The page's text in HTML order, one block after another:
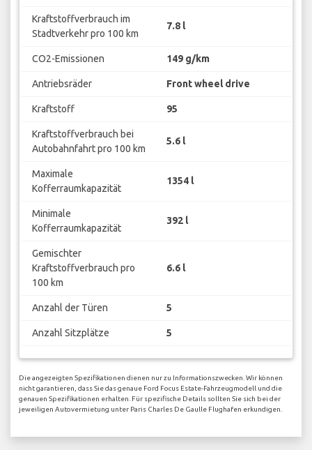
Kraftstoffverbrauch im
Stadtverkehr pro 100 km
7.8 l
CO2-Emissionen 149 g/km
Antriebsräder Front wheel drive
Kraftstoff 95
Kraftstoffverbrauch bei
Autobahnfahrt pro 100 km
5.6 l
Maximale
Kofferraumkapazität
1354 l
Minimale
Kofferraumkapazität
392 l
Gemischter
Kraftstoffverbrauch pro
100 km
6.6 l
Anzahl der Türen 5
Anzahl Sitzplätze 5
Die angezeigten Spezifikationen dienen nur zu Informationszwecken. Wir können
nicht garantieren, dass Sie das genaue Ford Focus Estate-Fahrzeugmodell und die
genauen Spezifikationen erhalten. Für spezifische Details sollten Sie sich bei der
jeweiligen Autovermietung unter Paris Charles De Gaulle Flughafen erkundigen.